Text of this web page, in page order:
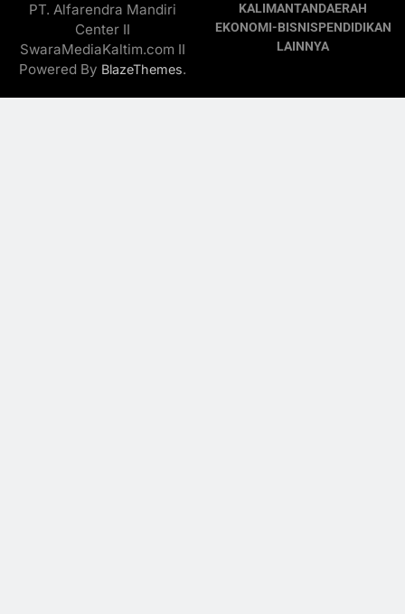
PT. Alfarendra Mandiri
Center II
SwaraMediaKaltim.com II
Powered By BlazeThemes.
KALIMANTANDAERAH
EKONOMI-BISNISPENDIDIKAN
LAINNYA